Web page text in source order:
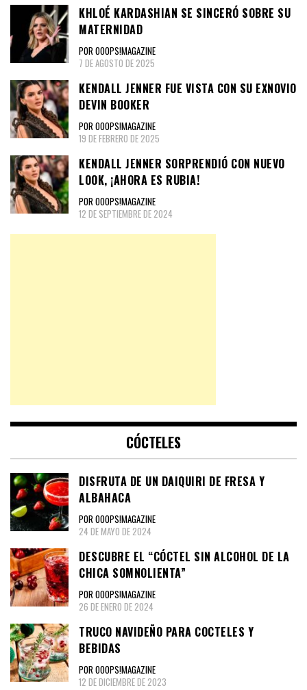
KHLOÉ KARDASHIAN SE SINCERÓ SOBRE SU
MATERNIDAD
POR OOOPS!MAGAZINE
7 DE AGOSTO DE 2025
KENDALL JENNER FUE VISTA CON SU EXNOVIO
DEVIN BOOKER
POR OOOPS!MAGAZINE
19 DE FEBRERO DE 2025
KENDALL JENNER SORPRENDIÓ CON NUEVO
LOOK, ¡AHORA ES RUBIA!
POR OOOPS!MAGAZINE
12 DE SEPTIEMBRE DE 2024
CÓCTELES
DISFRUTA DE UN DAIQUIRI DE FRESA Y
ALBAHACA
POR OOOPS!MAGAZINE
24 DE MAYO DE 2024
DESCUBRE EL “CÓCTEL SIN ALCOHOL DE LA
CHICA SOMNOLIENTA”
POR OOOPS!MAGAZINE
26 DE ENERO DE 2024
TRUCO NAVIDEÑO PARA COCTELES Y
BEBIDAS
POR OOOPS!MAGAZINE
12 DE DICIEMBRE DE 2023